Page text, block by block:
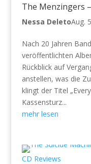
The Menzingers
Nessa DeletoAug.
Nach 20 Jahren
veröffentlichten
Rückblick auf
anstellen, was die
klingt der Titel
Kassensturz...
mehr lesen
CD Reviews